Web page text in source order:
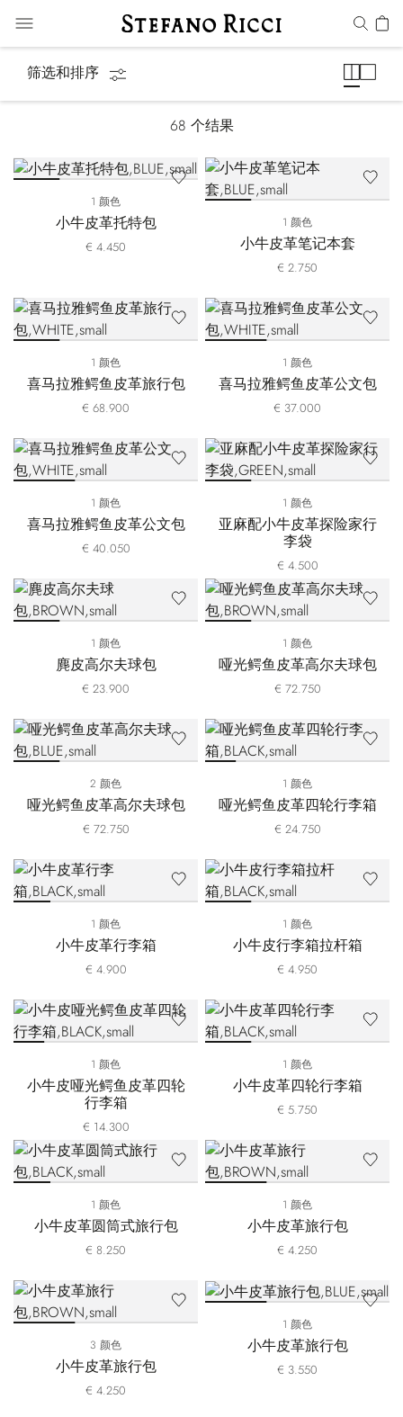
筛选和排序
68 个结果
1 颜色
小牛皮革托特包
€ 4.450
1 颜色
小牛皮革笔记本套
€ 2.750
1 颜色
喜马拉雅鳄鱼皮革旅行包
€ 68.900
1 颜色
喜马拉雅鳄鱼皮革公文包
€ 37.000
1 颜色
喜马拉雅鳄鱼皮革公文包
€ 40.050
1 颜色
亚麻配小牛皮革探险家行
李袋
€ 4.500
1 颜色
麂皮高尔夫球包
€ 23.900
1 颜色
哑光鳄鱼皮革高尔夫球包
€ 72.750
2 颜色
哑光鳄鱼皮革高尔夫球包
€ 72.750
1 颜色
哑光鳄鱼皮革四轮行李箱
€ 24.750
1 颜色
小牛皮革行李箱
€ 4.900
1 颜色
小牛皮行李箱拉杆箱
€ 4.950
1 颜色
小牛皮哑光鳄鱼皮革四轮
行李箱
€ 14.300
1 颜色
小牛皮革四轮行李箱
€ 5.750
1 颜色
小牛皮革圆筒式旅行包
€ 8.250
1 颜色
小牛皮革旅行包
€ 4.250
3 颜色
小牛皮革旅行包
€ 4.250
1 颜色
小牛皮革旅行包
€ 3.550